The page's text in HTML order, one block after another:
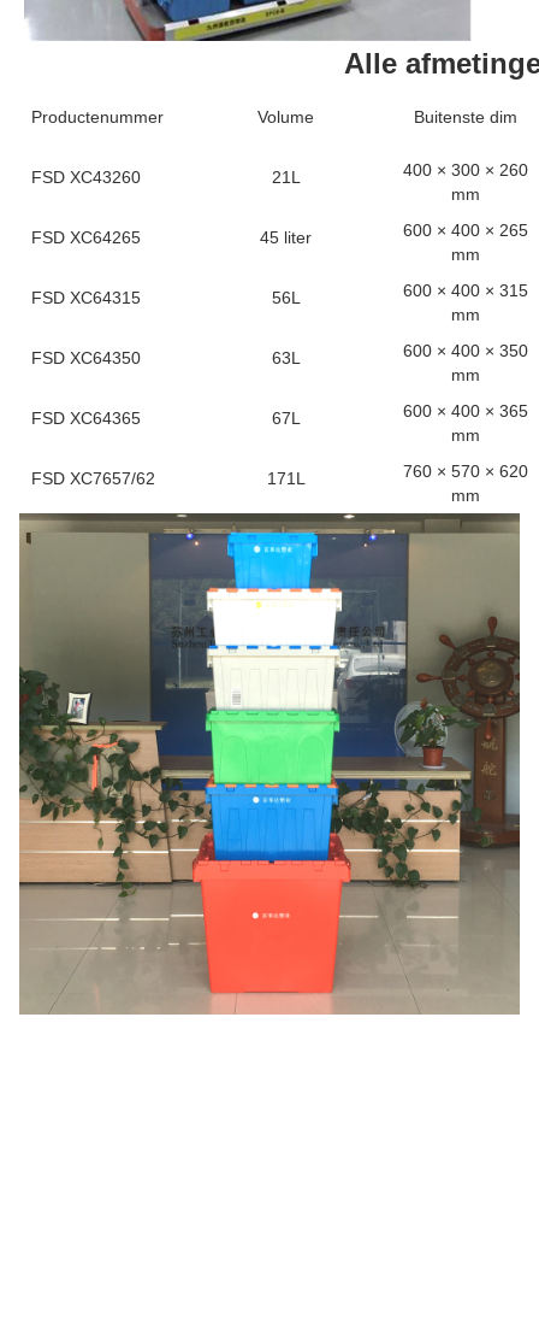
Alle
Productenummer Volume Buitenste dim
FSD XC43260 21L
400 × 300 × 260
mm
FSD XC64265 45 liter
600 × 400 × 265
mm
FSD XC64315 56L
600 × 400 × 315
mm
FSD XC64350 63L
600 × 400 × 350
mm
FSD XC64365 67L
600 × 400 × 365
mm
FSD XC7657/62 171L
760 × 570 × 620
mm